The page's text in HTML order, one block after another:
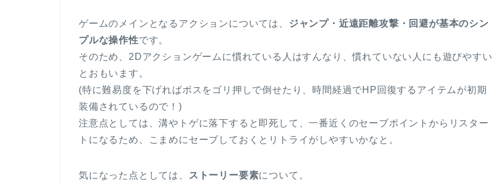
ゲームのメインとなるアクションについては、 ジャンプ・近遠距離攻撃・回避が基本のシン
プルな操作性です。
そのため、2Dアクションゲームに慣れている人はすんなり、慣れていない人にも遊びやすい
とおもいます。
(特に難易度を下げればボスをゴリ押しで倒せたり、時間経過でHP回復するアイテムが初期
装備されているので！)
注意点としては、溝やトゲに落下すると即死して、一番近くのセーブポイントからリスター
トになるため、こまめにセーブしておくとリトライがしやすいかなと。
気になった点としては、 ストーリー要素について。